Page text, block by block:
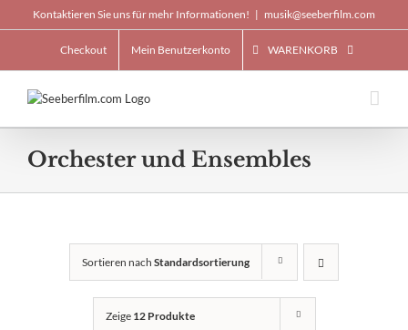
to
Kontaktieren Sie uns für mehr Informationen! | musik@seeberfilm.com
Checkout Mein Benutzerkonto WARENKORB
Orchester und Ensembles
Sortieren nach Standardsortierung
Zeige 12 Produkte